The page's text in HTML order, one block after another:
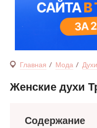
Главная Мода Духи
Женские духи
Содержание